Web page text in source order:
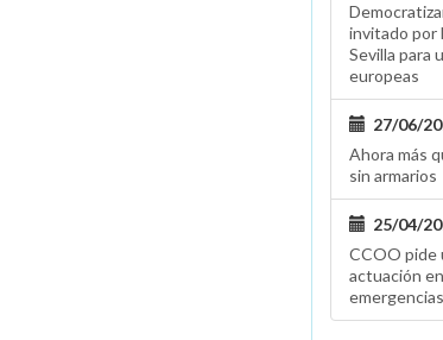
invitado por
Sevilla para
europeas
27/06/
Ahora más
sin armarios
25/04/
CCOO pide
actuación